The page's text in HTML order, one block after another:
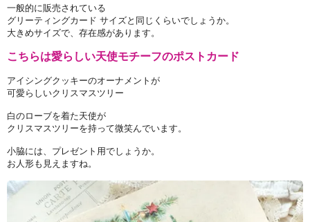
一般的に販売されている
グリーティングカード サイズと同じくらいでしょうか。
大きめサイズで、存在感があります。
こちらは愛らしい天使モチーフのポストカード
アイシングクッキーのオーナメントが
可愛らしいクリスマスツリー
白のローブを着た天使が
クリスマスツリーを持って微笑んでいます。
小脇には、プレゼント用でしょうか。
お人形も見えますね。